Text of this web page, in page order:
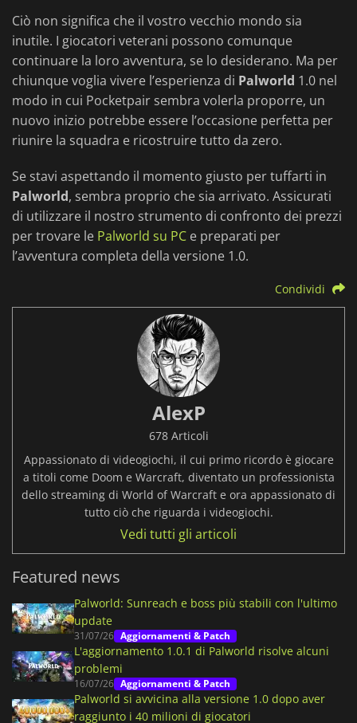
Ciò non significa che il vostro vecchio mondo sia
inutile. I giocatori veterani possono comunque
continuare la loro avventura, se lo desiderano. Ma per
chiunque voglia vivere l’esperienza di Palworld 1.0 nel
modo in cui Pocketpair sembra volerla proporre, un
nuovo inizio potrebbe essere l’occasione perfetta per
riunire la squadra e ricostruire tutto da zero.
Se stavi aspettando il momento giusto per tuffarti in
Palworld, sembra proprio che sia arrivato. Assicurati
di utilizzare il nostro strumento di confronto dei prezzi
per trovare le Palworld su PC e preparati per
l’avventura completa della versione 1.0.
Condividi
AlexP
678 Articoli
Appassionato di videogiochi, il cui primo ricordo è giocare
a titoli come Doom e Warcraft, diventato un professionista
dello streaming di World of Warcraft e ora appassionato di
tutto ciò che riguarda i videogiochi.
Vedi tutti gli articoli
Featured news
Palworld: Sunreach e boss più stabili con l'ultimo
update
31/07/26 Aggiornamenti & Patch
L'aggiornamento 1.0.1 di Palworld risolve alcuni
problemi
16/07/26 Aggiornamenti & Patch
Palworld si avvicina alla versione 1.0 dopo aver
raggiunto i 40 milioni di giocatori